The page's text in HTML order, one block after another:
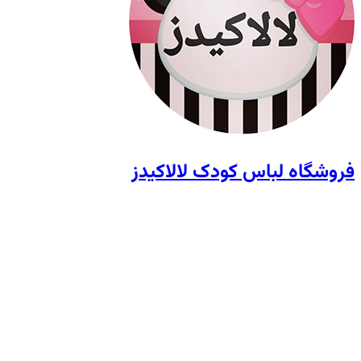
فروشگاه لباس کودک لالاکیدز